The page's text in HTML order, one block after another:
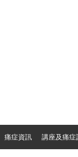
痛症資訊 講座及痛症